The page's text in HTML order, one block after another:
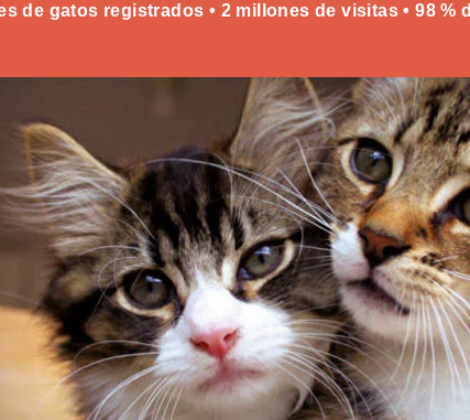
de gatos registrados • 2 millones de visitas • 98 %